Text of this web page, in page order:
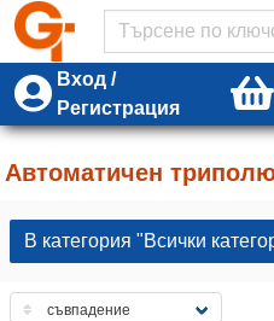
Вход /
Регистрация
Автоматичен
В категория "Всички